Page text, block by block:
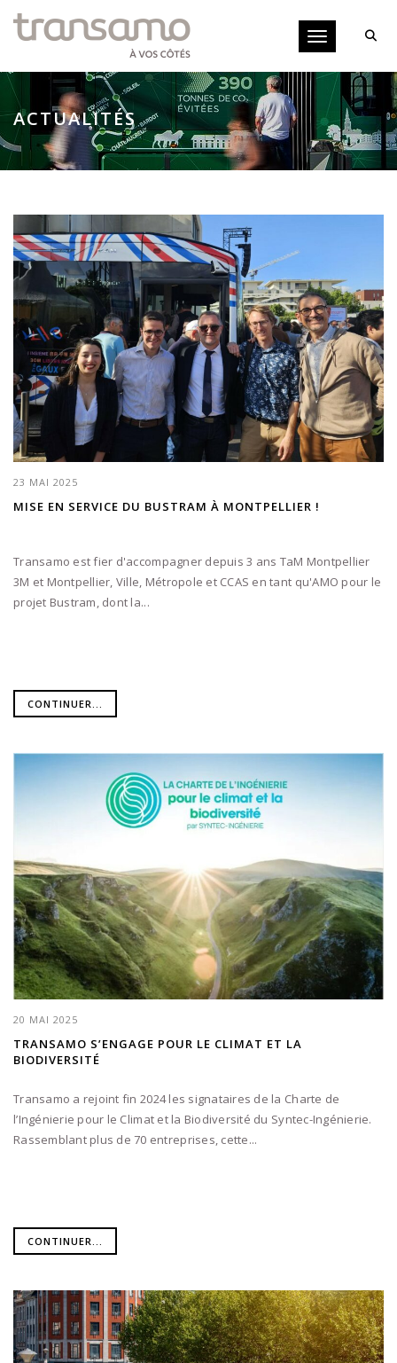
Toggle
ACTUALITÉS
23 MAI 2025
MISE EN SERVICE DU BUSTRAM À MONTPELLIER !
Transamo est fier d'accompagner depuis 3 ans TaM Montpellier
3M et Montpellier, Ville, Métropole et CCAS en tant qu'AMO pour le
projet Bustram, dont la...
CONTINUER...
20 MAI 2025
TRANSAMO S’ENGAGE POUR LE CLIMAT ET LA
BIODIVERSITÉ
Transamo a rejoint fin 2024 les signataires de la Charte de
l’Ingénierie pour le Climat et la Biodiversité du Syntec-Ingénierie.
Rassemblant plus de 70 entreprises, cette...
CONTINUER...
Panneau de gestion des cookies